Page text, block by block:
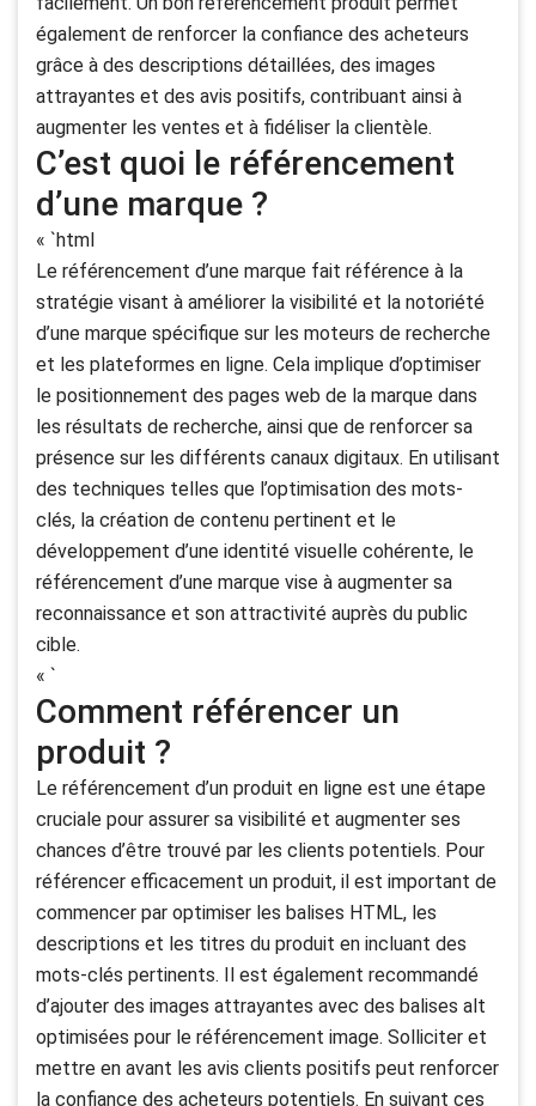
également de renforcer la confiance des acheteurs
grâce à des descriptions détaillées, des images
attrayantes et des avis positifs, contribuant ainsi à
augmenter les ventes et à fidéliser la clientèle.
C’est quoi le référencement
d’une marque ?
« `html
Le référencement d’une marque fait référence à la
stratégie visant à améliorer la visibilité et la notoriété
d’une marque spécifique sur les moteurs de recherche
et les plateformes en ligne. Cela implique d’optimiser
le positionnement des pages web de la marque dans
les résultats de recherche, ainsi que de renforcer sa
présence sur les différents canaux digitaux. En utilisant
des techniques telles que l’optimisation des mots-
clés, la création de contenu pertinent et le
développement d’une identité visuelle cohérente, le
référencement d’une marque vise à augmenter sa
reconnaissance et son attractivité auprès du public
cible.
« `
Comment référencer un
produit ?
Le référencement d’un produit en ligne est une étape
cruciale pour assurer sa visibilité et augmenter ses
chances d’être trouvé par les clients potentiels. Pour
référencer efficacement un produit, il est important de
commencer par optimiser les balises HTML, les
descriptions et les titres du produit en incluant des
mots-clés pertinents. Il est également recommandé
d’ajouter des images attrayantes avec des balises alt
optimisées pour le référencement image. Solliciter et
mettre en avant les avis clients positifs peut renforcer
la confiance des acheteurs potentiels. En suivant ces